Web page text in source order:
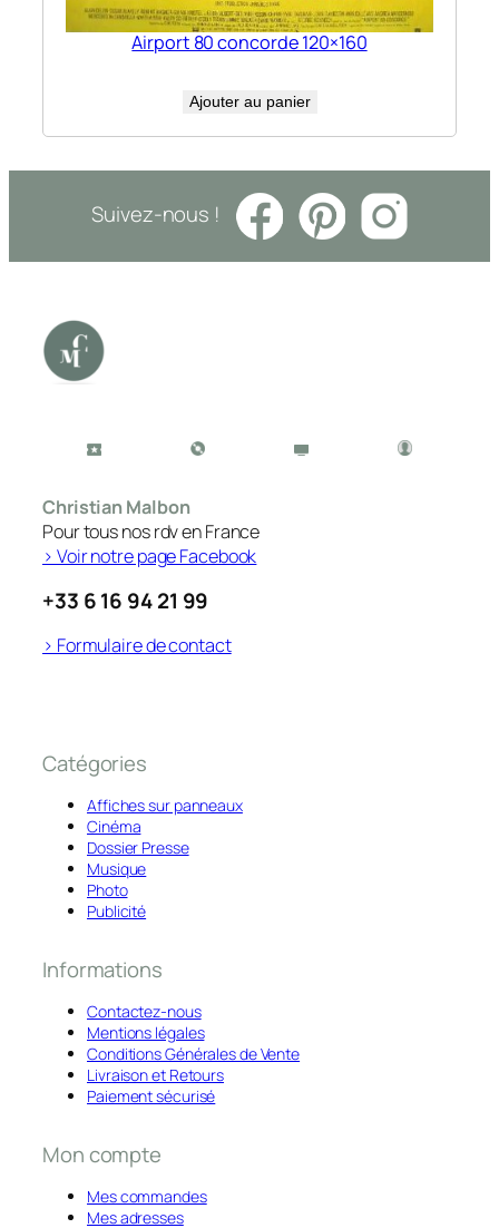
Airport 80 concorde 120×160
Ajouter au panier
Suivez-nous !
Christian Malbon
Pour tous nos rdv en France
> Voir notre page Facebook
+33 6 16 94 21 99
> Formulaire de contact
Catégories
Affiches sur panneaux
Cinéma
Dossier Presse
Musique
Photo
Publicité
Informations
Contactez-nous
Mentions légales
Conditions Générales de Vente
Livraison et Retours
Paiement sécurisé
Mon compte
Mes commandes
Mes adresses